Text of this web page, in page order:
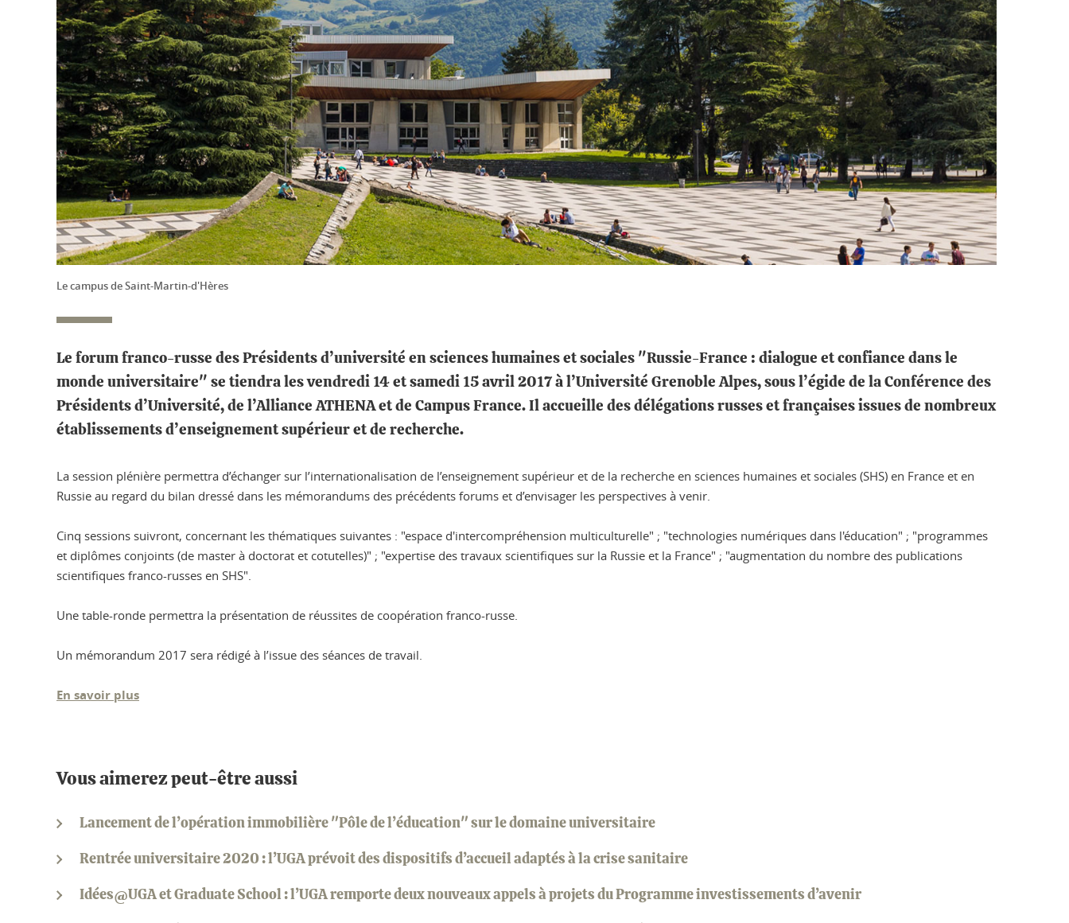
Le campus de Saint-Martin-d'Hères
Le forum franco-russe des Présidents d’université en sciences humaines et sociales "Russie-France : dialogue et confiance dans le
monde universitaire" se tiendra les vendredi 14 et samedi 15 avril 2017 à l’Université Grenoble Alpes, sous l’égide de la Conférence des
Présidents d’Université, de l’Alliance ATHENA et de Campus France. Il accueille des délégations russes et françaises issues de nombreux
établissements d’enseignement supérieur et de recherche.
La session plénière permettra d’échanger sur l’internationalisation de l’enseignement supérieur et de la recherche en sciences humaines et sociales (SHS) en France et en
Russie au regard du bilan dressé dans les mémorandums des précédents forums et d’envisager les perspectives à venir.
Cinq sessions suivront, concernant les thématiques suivantes : "espace d'intercompréhension multiculturelle" ; "technologies numériques dans l'éducation" ; "programmes
et diplômes conjoints (de master à doctorat et cotutelles)" ; "expertise des travaux scientifiques sur la Russie et la France" ; "augmentation du nombre des publications
scientifiques franco-russes en SHS".
Une table-ronde permettra la présentation de réussites de coopération franco-russe.
Un mémorandum 2017 sera rédigé à l’issue des séances de travail.
En savoir plus
Vous aimerez peut-être aussi
Lancement de l’opération immobilière "Pôle de l’éducation" sur le domaine universitaire
Rentrée universitaire 2020 : l’UGA prévoit des dispositifs d’accueil adaptés à la crise sanitaire
Idées@UGA et Graduate School : l’UGA remporte deux nouveaux appels à projets du Programme investissements d’avenir